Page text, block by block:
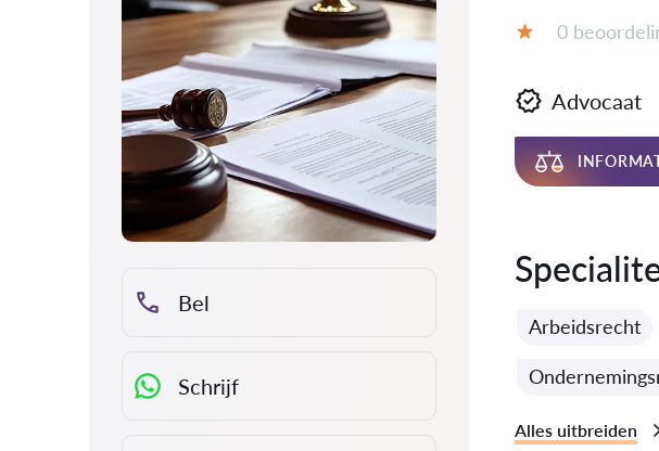
Bel
Schrijf
0
Advocaat
Arbeidsrecht
Alles uitbreiden